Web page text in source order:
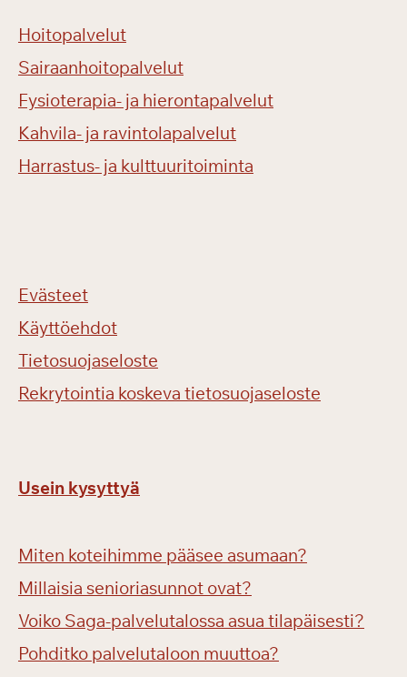
Hoitopalvelut
Sairaanhoitopalvelut
Fysioterapia- ja hierontapalvelut
Kahvila- ja ravintolapalvelut
Harrastus- ja kulttuuritoiminta
Evästeet
Käyttöehdot
Tietosuojaseloste
Rekrytointia koskeva tietosuojaseloste
Usein kysyttyä
Miten koteihimme pääsee asumaan?
Millaisia senioriasunnot ovat?
Voiko Saga-palvelutalossa asua tilapäisesti?
Pohditko palvelutaloon muuttoa?